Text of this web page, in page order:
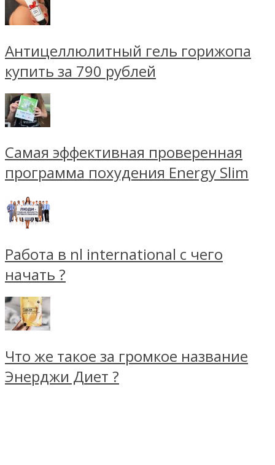
Антицеллюлитный гель горижопа
купить за 790 рублей
Самая эффективная проверенная
программа похудения Energy Slim
Работа в nl international с чего
начать ?
Что же такое за громкое название
Энерджи Диет ?